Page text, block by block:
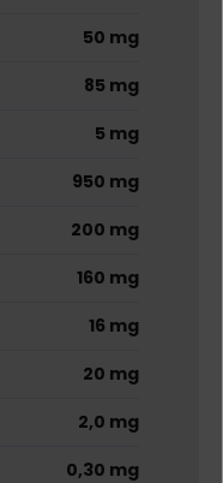
50 mg
85 mg
5 mg
950 mg
200 mg
160 mg
16 mg
20 mg
2,0 mg
0,30 mg